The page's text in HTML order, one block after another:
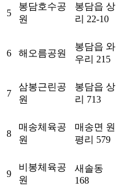
5
봉담호수공
원
봉담읍 상
리 22-10
6 해오름공원
봉담읍 와
우리 215
7
삼봉근린공
원
봉담읍 상
리 713
8
매송체육공
원
매송면 원
평리 579
9
비봉체육공
원
새솔동
168